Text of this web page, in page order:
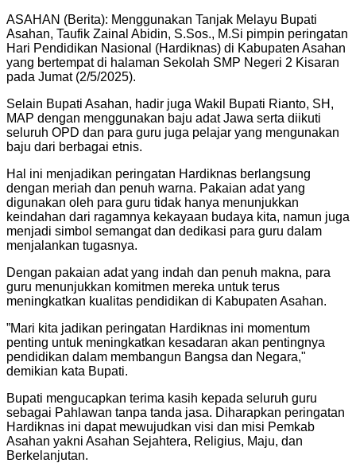
ASAHAN (Berita): Menggunakan Tanjak Melayu Bupati
Asahan, Taufik Zainal Abidin, S.Sos., M.Si pimpin peringatan
Hari Pendidikan Nasional (Hardiknas) di Kabupaten Asahan
yang bertempat di halaman Sekolah SMP Negeri 2 Kisaran
pada Jumat (2/5/2025).
Selain Bupati Asahan, hadir juga Wakil Bupati Rianto, SH,
MAP dengan menggunakan baju adat Jawa serta diikuti
seluruh OPD dan para guru juga pelajar yang mengunakan
baju dari berbagai etnis.
Hal ini menjadikan peringatan Hardiknas berlangsung
dengan meriah dan penuh warna. Pakaian adat yang
digunakan oleh para guru tidak hanya menunjukkan
keindahan dari ragamnya kekayaan budaya kita, namun juga
menjadi simbol semangat dan dedikasi para guru dalam
menjalankan tugasnya.
Dengan pakaian adat yang indah dan penuh makna, para
guru menunjukkan komitmen mereka untuk terus
meningkatkan kualitas pendidikan di Kabupaten Asahan.
”Mari kita jadikan peringatan Hardiknas ini momentum
penting untuk meningkatkan kesadaran akan pentingnya
pendidikan dalam membangun Bangsa dan Negara,"
demikian kata Bupati.
Bupati mengucapkan terima kasih kepada seluruh guru
sebagai Pahlawan tanpa tanda jasa. Diharapkan peringatan
Hardiknas ini dapat mewujudkan visi dan misi Pemkab
Asahan yakni Asahan Sejahtera, Religius, Maju, dan
Berkelanjutan.